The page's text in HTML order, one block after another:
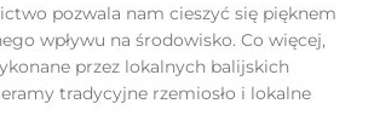
pozwala nam cieszyć się pięknem
wpływu na środowisko. Co więcej,
przez lokalnych balijskich
tradycyjne rzemiosło i lokalne